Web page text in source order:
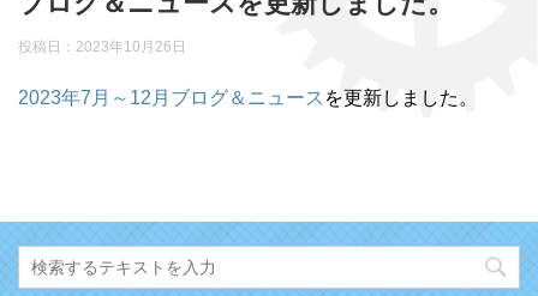
投稿日： 2023年10月26日
2023年7月～12月ブログ＆ニュース を更新しました。